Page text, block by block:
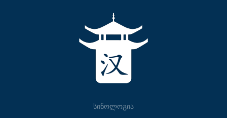
სინოლოგია